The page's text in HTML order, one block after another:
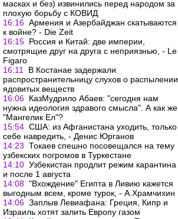
масках и без) извинились перед народом за
плохую борьбу с КОВИД
16:16 Армения и Азербайджан скатываются
к войне? - Die Zeit
16:15 Россия и Китай: две империи,
смотрящие друг на друга с неприязнью, - Le
Figaro
16:11
В Костанае задержали
распространительницу слухов о распылении
ядовитых веществ
16:06 КазМудрило Абаев: "сегодня нам
нужна идеология здравого смысла". А как же
"Мангелик Ел"?
15:54 США: из Афганистана уходить, только
себе навредить, - Денис Юрганов
14:23 Токаев спешно посовещался на тему
узбекских погромов в Туркестане
14:10 Узбекистан продлит режим карантина
и после 1 августа
14:08 "Вхождение" Египта в Ливию кажется
выгодным всем, кроме турок, - А.Храмчихин
14:06 Заплыв Левиафана: Греция, Кипр и
Израиль хотят залить Европу газом